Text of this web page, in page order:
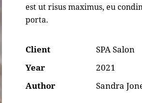
est ut risus maximus, eu
porta.
Client
SPA Salon
Year
2021
Author
Sandra